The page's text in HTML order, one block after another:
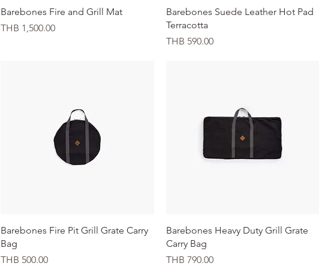
クイックビュー
Barebones Fire and Grill Mat
価格
THB 1,500.00
クイックビュー
Barebones Suede Leather Hot Pad
Terracotta
価格
THB 590.00
クイックビュー
Barebones Fire Pit Grill Grate Carry
Bag
価格
THB 500.00
クイックビュー
Barebones Heavy Duty Grill Grate
Carry Bag
価格
THB 790.00